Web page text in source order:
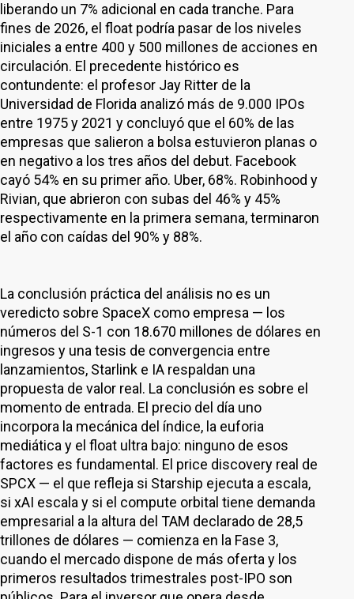
liberando un 7% adicional en cada tranche. Para
fines de 2026, el float podría pasar de los niveles
iniciales a entre 400 y 500 millones de acciones en
circulación. El precedente histórico es
contundente: el profesor Jay Ritter de la
Universidad de Florida analizó más de 9.000 IPOs
entre 1975 y 2021 y concluyó que el 60% de las
empresas que salieron a bolsa estuvieron planas o
en negativo a los tres años del debut. Facebook
cayó 54% en su primer año. Uber, 68%. Robinhood y
Rivian, que abrieron con subas del 46% y 45%
respectivamente en la primera semana, terminaron
el año con caídas del 90% y 88%.
La conclusión práctica del análisis no es un
veredicto sobre SpaceX como empresa — los
números del S-1 con 18.670 millones de dólares en
ingresos y una tesis de convergencia entre
lanzamientos, Starlink e IA respaldan una
propuesta de valor real. La conclusión es sobre el
momento de entrada. El precio del día uno
incorpora la mecánica del índice, la euforia
mediática y el float ultra bajo: ninguno de esos
factores es fundamental. El price discovery real de
SPCX — el que refleja si Starship ejecuta a escala,
si xAI escala y si el compute orbital tiene demanda
empresarial a la altura del TAM declarado de 28,5
trillones de dólares — comienza en la Fase 3,
cuando el mercado dispone de más oferta y los
primeros resultados trimestrales post-IPO son